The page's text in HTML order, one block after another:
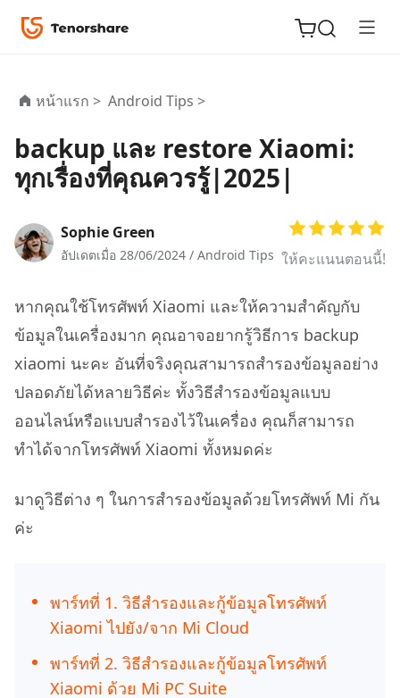
ReiBoot
for iOS
Tenorshare
PDNob
iAnyGo
หน้าแรก > Android Tips >
backup และ restore Xiaomi:
ทุกเรื่องที่คุณควรรู้|2025|
Sophie Green
อัปเดตเมื่อ 28/06/2024 / Android Tips ให้คะแนนตอนนี้!
หากคุณใช้โทรศัพท์ Xiaomi และให้ความสำคัญกับ
ข้อมูลในเครื่องมาก คุณอาจอยากรู้วิธีการ backup
xiaomi นะคะ อันที่จริงคุณสามารถสำรองข้อมูลอย่าง
ปลอดภัยได้หลายวิธีค่ะ ทั้งวิธีสำรองข้อมูลแบบ
ออนไลน์หรือแบบสำรองไว้ในเครื่อง คุณก็สามารถ
ทำได้จากโทรศัพท์ Xiaomi ทั้งหมดค่ะ
มาดูวิธีต่าง ๆ ในการสำรองข้อมูลด้วยโทรศัพท์ Mi กัน
ค่ะ
พาร์ทที่ 1. วิธีสำรองและกู้ข้อมูลโทรศัพท์
Xiaomi ไปยัง/จาก Mi Cloud
พาร์ทที่ 2. วิธีสำรองและกู้ข้อมูลโทรศัพท์
Xiaomi ด้วย Mi PC Suite